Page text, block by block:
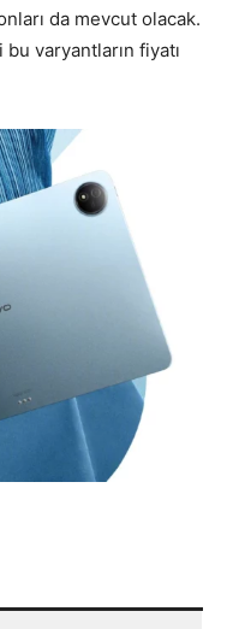
da mevcut olacak.
bu varyantların fiyatı